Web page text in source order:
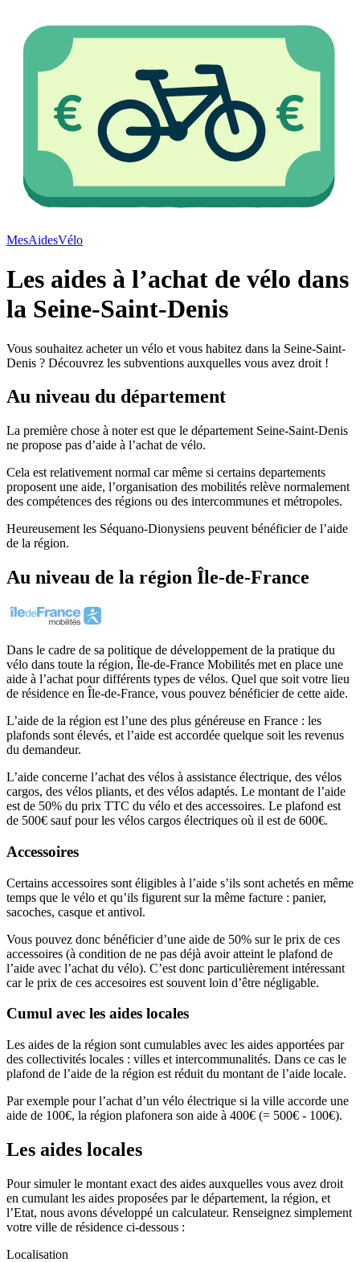
MesAidesVélo
Les aides à l’achat de vélo dans
la Seine-Saint-Denis
Vous souhaitez acheter un vélo et vous habitez dans la Seine-Saint-
Denis ? Découvrez les subventions auxquelles vous avez droit !
Au niveau du département
La première chose à noter est que le département Seine-Saint-Denis
ne propose pas d’aide à l’achat de vélo.
Cela est relativement normal car même si certains departements
proposent une aide, l’organisation des mobilités relève normalement
des compétences des régions ou des intercommunes et métropoles.
Heureusement les Séquano-Dionysiens peuvent bénéficier de l’aide
de la région.
Au niveau de la région Île-de-France
Dans le cadre de sa politique de développement de la pratique du
vélo dans toute la région, Île-de-France Mobilités met en place une
aide à l’achat pour différents types de vélos. Quel que soit votre lieu
de résidence en Île-de-France, vous pouvez bénéficier de cette aide.
L’aide de la région est l’une des plus généreuse en France : les
plafonds sont élevés, et l’aide est accordée quelque soit les revenus
du demandeur.
L’aide concerne l’achat des vélos à assistance électrique, des vélos
cargos, des vélos pliants, et des vélos adaptés. Le montant de l’aide
est de 50% du prix TTC du vélo et des accessoires. Le plafond est
de 500€ sauf pour les vélos cargos électriques où il est de 600€.
Accessoires
Certains accessoires sont éligibles à l’aide s’ils sont achetés en même
temps que le vélo et qu’ils figurent sur la même facture : panier,
sacoches, casque et antivol.
Vous pouvez donc bénéficier d’une aide de 50% sur le prix de ces
accessoires (à condition de ne pas déjà avoir atteint le plafond de
l’aide avec l’achat du vélo). C’est donc particulièrement intéressant
car le prix de ces accesoires est souvent loin d’être négligable.
Cumul avec les aides locales
Les aides de la région sont cumulables avec les aides apportées par
des collectivités locales : villes et intercommunalités. Dans ce cas le
plafond de l’aide de la région est réduit du montant de l’aide locale.
Par exemple pour l’achat d’un vélo électrique si la ville accorde une
aide de 100€, la région plafonera son aide à 400€ (= 500€ - 100€).
Les aides locales
Pour simuler le montant exact des aides auxquelles vous avez droit
en cumulant les aides proposées par le département, la région, et
l’Etat, nous avons développé un calculateur. Renseignez simplement
votre ville de résidence ci-dessous :
Localisation